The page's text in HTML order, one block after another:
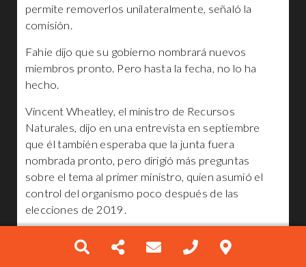
permite removerlos unilateralmente, señaló la
comisión.
Fahie dijo que su gobierno nombrará nuevos
miembros pronto. Pero hasta la fecha, no lo ha
hecho.
Vincent Wheatley, el ministro de Recursos
Naturales, dijo en una entrevista en septiembre
que él también esperaba que la junta fuera
nombrada pronto, pero dirigió más preguntas
sobre el tema al primer ministro, quien asumió el
control del organismo poco después de las
elecciones de 2019.
Fahie no respondió a las solicitudes de
comentarios.